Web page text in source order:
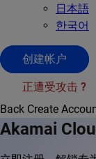
日本語
한국어
创建帐户
正遭受攻击 ?
Back Create
Akamai